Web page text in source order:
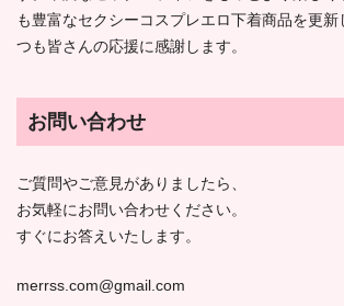
も豊富なセクシーコスプレエロ下着商品を更
つも皆さんの応援に感謝します。
お問い合わせ
ご質問やご意見がありましたら、
お気軽にお問い合わせください。
すぐにお答えいたします。
merrss.com@gmail.com